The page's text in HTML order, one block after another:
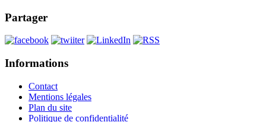
Partager
Informations
Contact
Mentions légales
Plan du site
Politique de confidentialité